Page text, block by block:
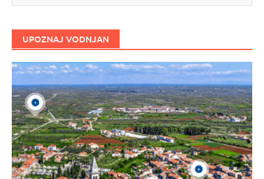
UPOZNAJ VODNJAN